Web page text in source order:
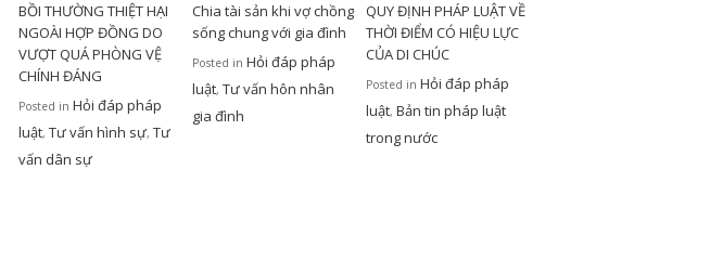
BỒI THƯỜNG THIỆT HẠI
NGOÀI HỢP ĐỒNG DO
VƯỢT QUÁ PHÒNG VỆ
CHÍNH ĐÁNG
Posted in Hỏi đáp pháp
luật, Tư vấn hình sự, Tư
vấn dân sự
Chia tài sản khi vợ chồng
sống chung với gia đình
Posted in Hỏi đáp pháp
luật, Tư vấn hôn nhân
gia đình
QUY ĐỊNH PHÁP LUẬT VỀ
THỜI ĐIỂM CÓ HIỆU LỰC
CỦA DI CHÚC
Posted in Hỏi đáp pháp
luật, Bản tin pháp luật
trong nước